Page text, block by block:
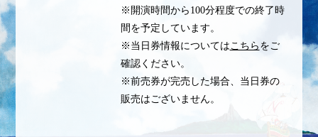
※開演時間から100分程度での終了時
間を予定しています。
※当日券情報についてはこちら をご
確認ください。
※前売券が完売した場合、当日券の
販売はございません。